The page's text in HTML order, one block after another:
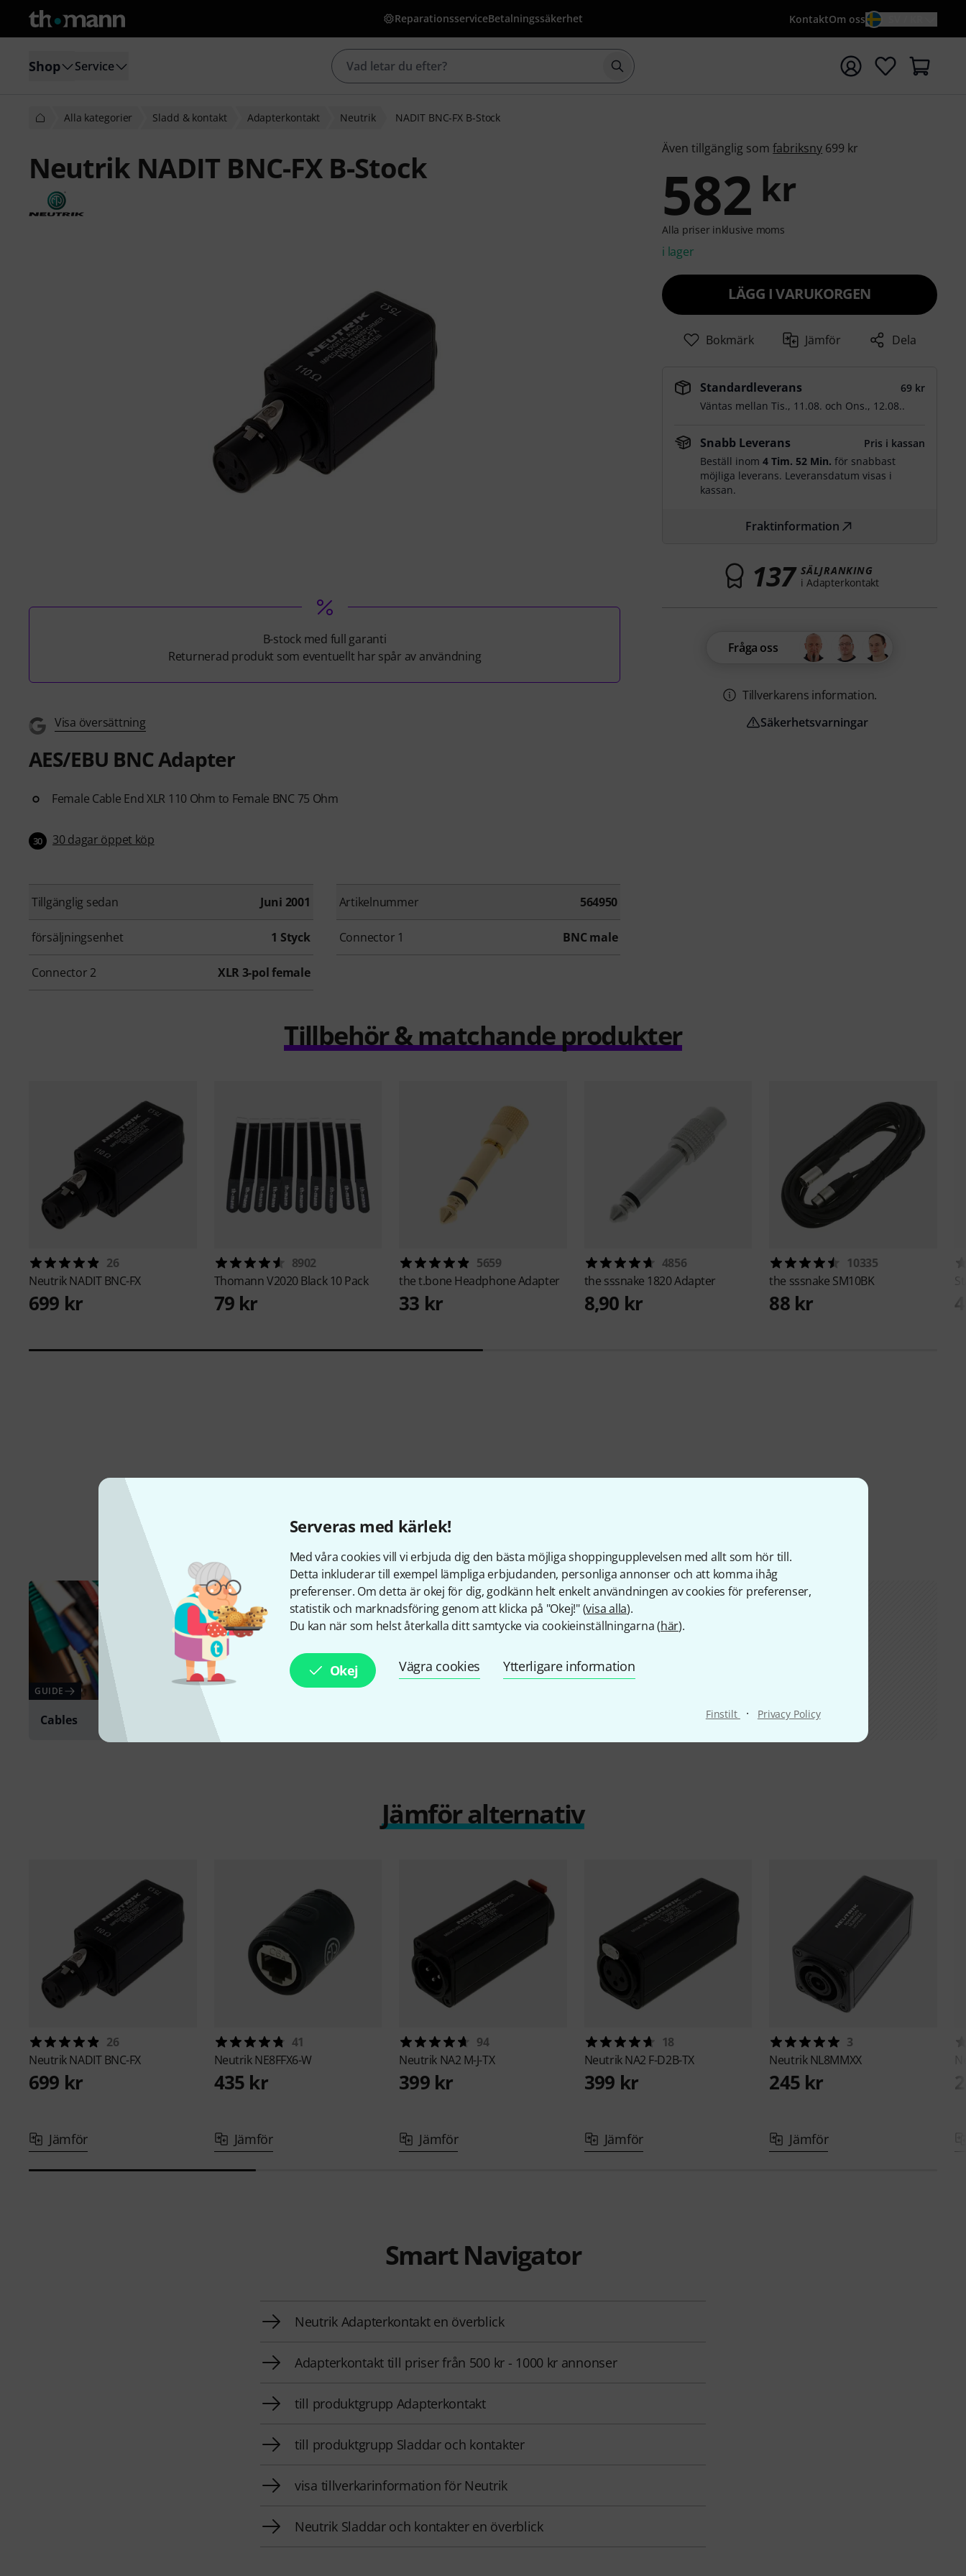
Serveras med kärlek!
Med våra cookies vill vi erbjuda dig den bästa möjliga shoppingupplevelsen med allt som hör till.
Detta inkluderar till exempel lämpliga erbjudanden, personliga annonser och att komma ihåg
preferenser. Om detta är okej för dig, godkänn helt enkelt användningen av cookies för preferenser,
statistik och marknadsföring genom att klicka på "Okej!" (visa alla).
Du kan när som helst återkalla ditt samtycke via cookieinställningarna (här).
Okej Vägra cookies Ytterligare information
Finstilt · Privacy Policy
ReparationsserviceBetalningssäkerhet KontaktOm oss
Shop Service Börja sökningen med söktermen {searchTerm}
Alla kategorier Sladd & kontakt Adapterkontakt Neutrik NADIT BNC-FX B-Stock
Neutrik NADIT BNC-FX B-Stock
B-stock med full garanti
Returnerad produkt som eventuellt har spår av användning
Visa översättning
AES/EBU BNC Adapter
Female Cable End XLR 110 Ohm to Female BNC 75 Ohm
30 30 dagar öppet köp
Tillgänglig sedan Juni 2001 Artikelnummer 564950
försäljningsenhet 1 Styck Connector 1 BNC male
Connector 2 XLR 3-pol female
Även tillgänglig somfabriksny 699 kr
582 kr
Alla priser inklusive moms
i lager
LÄGG I VARUKORGEN
Bokmärk Jämför Dela
Standardleverans
69 kr
Väntas mellanTis., 11.08. och Ons., 12.08..
Snabb Leverans
Pris i kassan
Beställ inom4 Tim. 52 Min. för snabbast
möjliga leverans. Leveransdatum visas i
kassan.
Fraktinformation
137 SÄLJRANKING
i Adapterkontakt
Fråga oss
Tillverkarens information.
Säkerhetsvarningar
Tillbehör & matchande produkter
26
NeutrikNADIT BNC-FX
699 kr
8902
ThomannV2020 Black 10 Pack
79 kr
5659
the t.bone Headphone Adapter
33 kr
4856
the sssnake 1820 Adapter
8,90 kr
10335
the sssnake SM10BK
88 kr
GUIDE
Cables
Jämför alternativ
26
NeutrikNADIT BNC-FX
699 kr
Jämför
41
NeutrikNE8FFX6-W
435 kr
Jämför
94
Neutrik NA2 M-J-TX
399 kr
Jämför
18
NeutrikNA2 F-D2B-TX
399 kr
Jämför
3
NeutrikNL8MMXX
245 kr
Jämför
Smart Navigator
Neutrik Adapterkontakt en överblick
Adapterkontakt till priser från 500 kr - 1000 kr annonser
till produktgrupp Adapterkontakt
till produktgrupp Sladdar och kontakter
visa tillverkarinformation för Neutrik
Neutrik Sladdar och kontakter en överblick